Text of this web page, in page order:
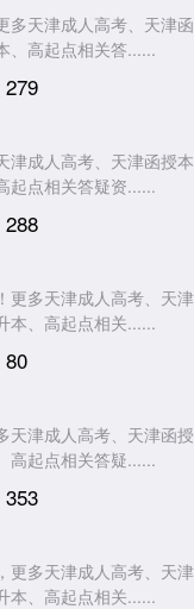
多天津成人高考、天津函
、高起点相关答......
津成人高考、天津函授本
起点相关答疑资......
更多天津成人高考、天津
本、高起点相关......
80
天津成人高考、天津函授
高起点相关答疑......
更多天津成人高考、天津
本、高起点相关......